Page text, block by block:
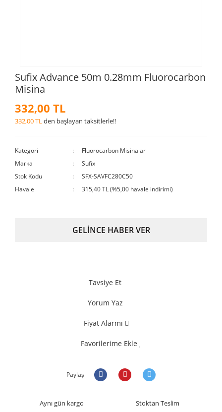
Sufix Advance 50m 0.28mm Fluorocarbon
Misina
332,00 TL
332,00 TLden başlayan taksitlerle!!
Kategori
Fluorocarbon Misinalar
Marka
Sufix
Stok Kodu
SFX-SAVFC280C50
Havale
315,40 TL (%5,00 havale indirimi)
GELİNCE HABER VER
Tavsiye Et
Yorum Yaz
Fiyat Alarmı
Favorilerime Ekle
Paylaş
Aynı gün kargo Stoktan Teslim